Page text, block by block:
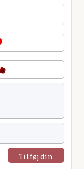
Tilføj din